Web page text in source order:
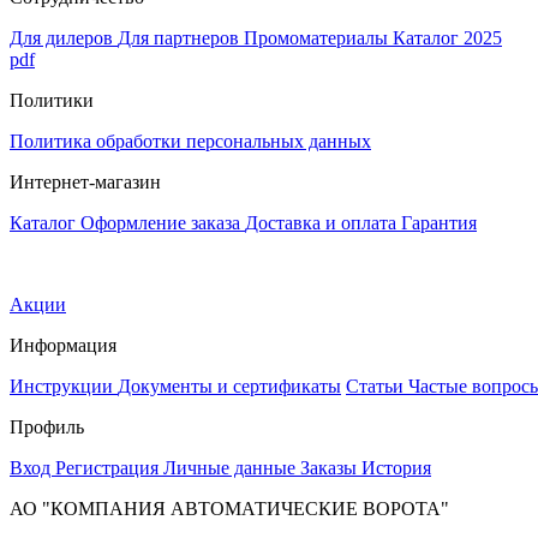
Для дилеров Для партнеров Промоматериалы Каталог 2025
pdf
Политики
Политика обработки персональных данных
Интернет-магазин
Каталог Оформление заказа Доставка и оплата Гарантия
Акции
Информация
Инструкции Документы и сертификаты Статьи Частые
Профиль
Вход Регистрация Личные данные Заказы История
АО "КОМПАНИЯ АВТОМАТИЧЕСКИЕ ВОРОТА"